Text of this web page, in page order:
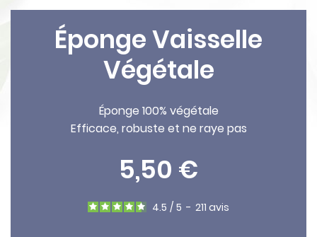
Éponge Vaisselle
Végétale
Éponge 100% végétale
Efficace, robuste et ne raye pas
5,50 €
4.5 / 5 - 211 avis